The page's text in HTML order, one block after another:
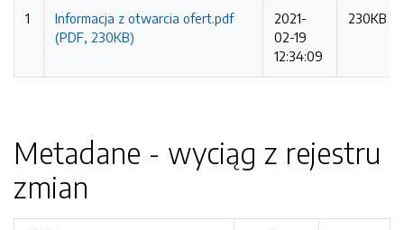
1
Informacja z otwarcia ofert.pdf
(PDF, 230KB)
2021-
02-19
12:34:09
230KB
Metadane - wyciąg z rejestru
zmian